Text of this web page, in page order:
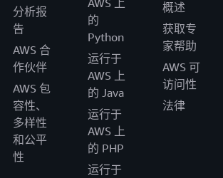
分析报
告
AWS 合
作伙伴
AWS 包
容性、
多样性
和公平
性
AWS 上
的
Python
运行于
AWS 上
的 Java
运行于
AWS 上
的 PHP
运行于
概述
获取专
家帮助
AWS 可
访问性
法律